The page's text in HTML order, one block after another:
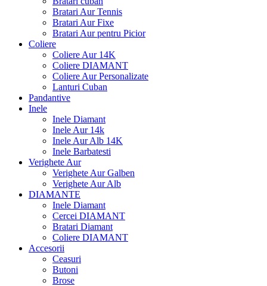
Bratari Aur Tennis
Bratari Aur Fixe
Bratari Aur pentru Picior
Coliere
Coliere Aur 14K
Coliere DIAMANT
Coliere Aur Personalizate
Lanturi Cuban
Pandantive
Inele
Inele Diamant
Inele Aur 14k
Inele Aur Alb 14K
Inele Barbatesti
Verighete Aur
Verighete Aur Galben
Verighete Aur Alb
DIAMANTE
Inele Diamant
Cercei DIAMANT
Bratari Diamant
Coliere DIAMANT
Accesorii
Ceasuri
Butoni
Brose